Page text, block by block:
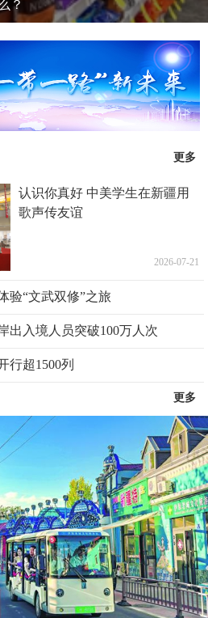
？
更多
认识你真好 中美学生在新疆用
歌声传友谊
2026-07-21
验“文武双修”之旅
出入境人员突破100万人次
行超1500列
更多